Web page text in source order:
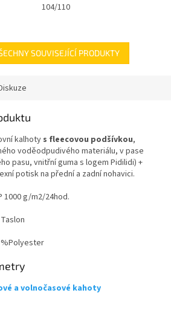
104/110
SOUVISEJÍCÍ PRODUKTY
kalhoty s fleecovou podšívkou,
voděodpudivého materiálu, v pase
pasu, vnitřní guma s logem Pidilidi) +
potisk na přední a zadní nohavici.
1000 g/m2/24hod.
a volnočasové kahoty